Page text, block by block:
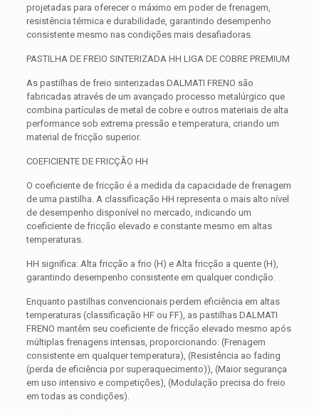
projetadas para oferecer o máximo em poder de frenagem,
resistência térmica e durabilidade, garantindo desempenho
consistente mesmo nas condições mais desafiadoras.
PASTILHA DE FREIO SINTERIZADA HH LIGA DE COBRE PREMIUM
As pastilhas de freio sinterizadas DALMATI FRENO são
fabricadas através de um avançado processo metalúrgico que
combina partículas de metal de cobre e outros materiais de alta
performance sob extrema pressão e temperatura, criando um
material de fricção superior.
COEFICIENTE DE FRICÇÃO HH
O coeficiente de fricção é a medida da capacidade de frenagem
de uma pastilha. A classificação HH representa o mais alto nível
de desempenho disponível no mercado, indicando um
coeficiente de fricção elevado e constante mesmo em altas
temperaturas.
HH significa: Alta fricção a frio (H) e Alta fricção a quente (H),
garantindo desempenho consistente em qualquer condição.
Enquanto pastilhas convencionais perdem eficiência em altas
temperaturas (classificação HF ou FF), as pastilhas DALMATI
FRENO mantêm seu coeficiente de fricção elevado mesmo após
múltiplas frenagens intensas, proporcionando: (Frenagem
consistente em qualquer temperatura), (Resistência ao fading
(perda de eficiência por superaquecimento)), (Maior segurança
em uso intensivo e competições), (Modulação precisa do freio
em todas as condições).